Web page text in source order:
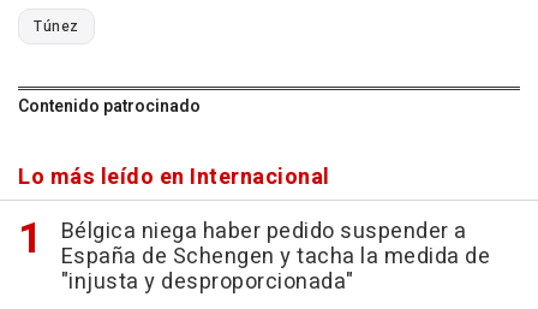
Túnez
Contenido patrocinado
Lo más leído en Internacional
Bélgica niega haber pedido suspender a
España de Schengen y tacha la medida de
"injusta y desproporcionada"